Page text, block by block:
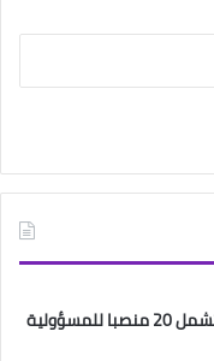
حموشي يؤشر على تعيينات أمنية جديدة تشمل 20 منصبا للمسؤولية